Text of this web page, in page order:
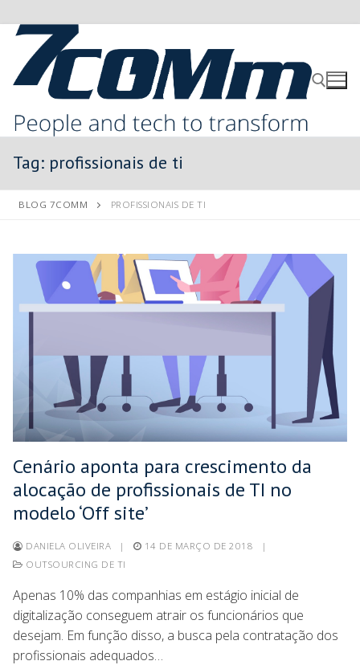
Tag: profissionais de ti
BLOG 7COMM PROFISSIONAIS DE TI
Cenário aponta para crescimento da
alocação de profissionais de TI no
modelo ‘Off site’
DANIELA OLIVEIRA | 14 DE MARÇO DE 2018
|
OUTSOURCING DE TI
Apenas 10% das companhias em estágio inicial de
digitalização conseguem atrair os funcionários que
desejam. Em função disso, a busca pela contratação dos
profissionais adequados…